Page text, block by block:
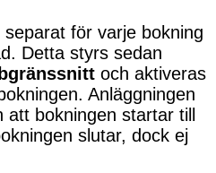
för varje bokning
Detta styrs sedan
och aktiveras
Anläggningen
bokningen startar till
slutar, dock ej